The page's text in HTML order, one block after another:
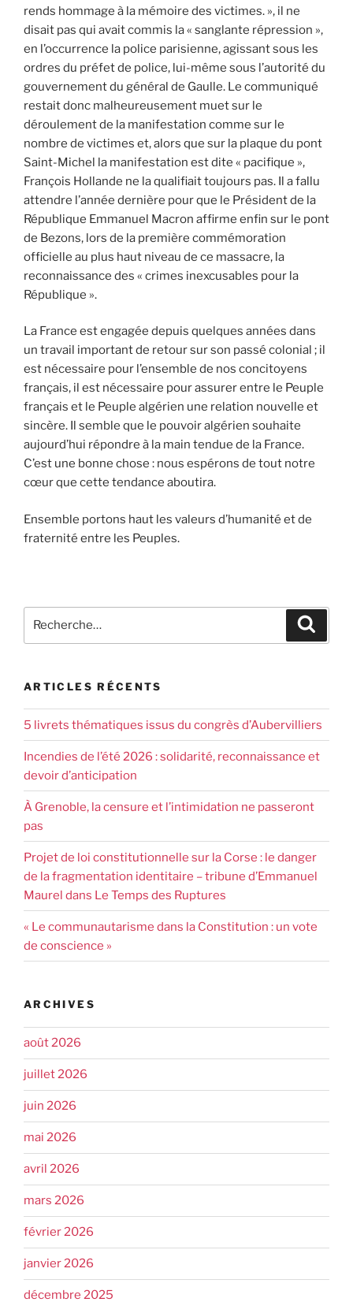
rends hommage à la mémoire des victimes. », il ne
disait pas qui avait commis la « sanglante répression »,
en l’occurrence la police parisienne, agissant sous les
ordres du préfet de police, lui-même sous l’autorité du
gouvernement du général de Gaulle. Le communiqué
restait donc malheureusement muet sur le
déroulement de la manifestation comme sur le
nombre de victimes et, alors que sur la plaque du pont
Saint-Michel la manifestation est dite « pacifique »,
François Hollande ne la qualifiait toujours pas. Il a fallu
attendre l’année dernière pour que le Président de la
République Emmanuel Macron affirme enfin sur le pont
de Bezons, lors de la première commémoration
officielle au plus haut niveau de ce massacre, la
reconnaissance des « crimes inexcusables pour la
République ».
La France est engagée depuis quelques années dans
un travail important de retour sur son passé colonial ; il
est nécessaire pour l’ensemble de nos concitoyens
français, il est nécessaire pour assurer entre le Peuple
français et le Peuple algérien une relation nouvelle et
sincère. Il semble que le pouvoir algérien souhaite
aujourd’hui répondre à la main tendue de la France.
C’est une bonne chose : nous espérons de tout notre
cœur que cette tendance aboutira.
Ensemble portons haut les valeurs d’humanité et de
fraternité entre les Peuples.
ARTICLES RÉCENTS
5 livrets thématiques issus du congrès d’Aubervilliers
Incendies de l’été 2026 : solidarité, reconnaissance et
devoir d’anticipation
À Grenoble, la censure et l’intimidation ne passeront
pas
Projet de loi constitutionnelle sur la Corse : le danger
de la fragmentation identitaire – tribune d’Emmanuel
Maurel dans Le Temps des Ruptures
« Le communautarisme dans la Constitution : un vote
de conscience »
ARCHIVES
août 2026
juillet 2026
juin 2026
mai 2026
avril 2026
mars 2026
février 2026
janvier 2026
décembre 2025